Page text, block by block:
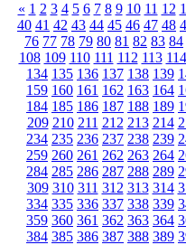
« 1 2 3 4 5 6 7 8 9 10 11 12
40 41 42 43 44 45 46 47 48
76 77 78 79 80 81 82 83 84
108 109 110 111 112 113 114
134 135 136 137 138 139
159 160 161 162 163 164
184 185 186 187 188 189
209 210 211 212 213 214
234 235 236 237 238 239
259 260 261 262 263 264
284 285 286 287 288 289
309 310 311 312 313 314
334 335 336 337 338 339
359 360 361 362 363 364
384 385 386 387 388 389